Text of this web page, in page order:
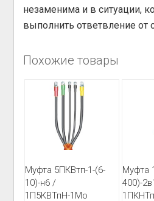
незаменима и в ситуации,
выполнить ответвление от
Похожие товары
Муфта 5ПКВтп-1-(6-
10)-н6 /
1П5КВТпН-1Мо
Муфта
400)-